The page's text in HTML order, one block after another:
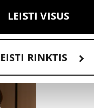
LEISTI VISUS
RINKTIS
šios srities